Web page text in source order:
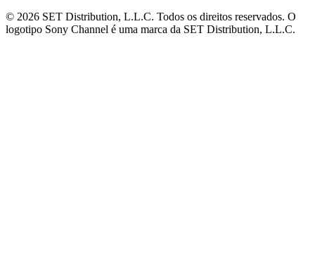
© 2026 SET Distribution, L.L.C. Todos os direitos reservados. O
logotipo Sony Channel é uma marca da SET Distribution, L.L.C.